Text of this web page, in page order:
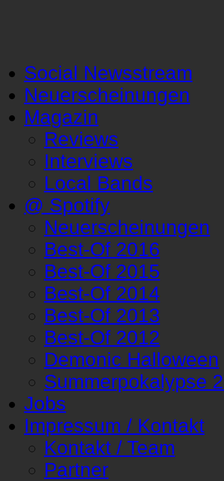
Social Newsstream
Neuerscheinungen
Magazin
Reviews
Interviews
Local Bands
@ Spotify
Neuerscheinungen
Best-Of 2016
Best-Of 2015
Best-Of 2014
Best-Of 2013
Best-Of 2012
Demonic Halloween
Summerpokalypse
Jobs
Impressum / Kontakt
Kontakt / Team
Partner